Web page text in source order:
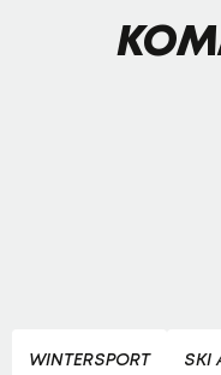
WINTERSPORT SKI